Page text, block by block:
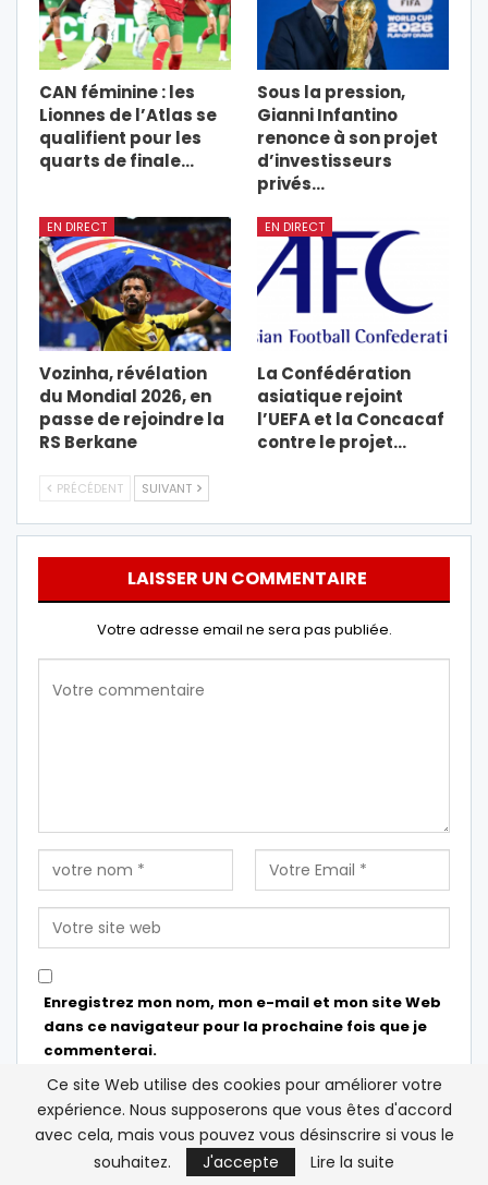
CAN féminine : les
Lionnes de l’Atlas se
qualifient pour les
quarts de finale…
Sous la pression,
Gianni Infantino
renonce à son projet
d’investisseurs
privés…
EN DIRECT
Vozinha, révélation
du Mondial 2026, en
passe de rejoindre la
RS Berkane
EN DIRECT
La Confédération
asiatique rejoint
l’UEFA et la Concacaf
contre le projet…
PRÉCÉDENT SUIVANT
LAISSER UN COMMENTAIRE
Votre adresse email ne sera pas publiée.
Enregistrez mon nom, mon e-mail et mon site Web
dans ce navigateur pour la prochaine fois que je
commenterai.
Ce site Web utilise des cookies pour améliorer votre
expérience. Nous supposerons que vous êtes d'accord
avec cela, mais vous pouvez vous désinscrire si vous le
souhaitez.
J'accepte Lire la suite